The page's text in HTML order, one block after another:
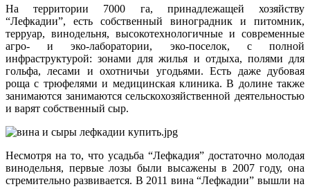
На территории 7000 га, принадлежащей хозяйству
“Лефкадии”, есть собственный виноградник и питомник,
терруар, винодельня, высокотехнологичные и современные
агро- и эко-лаборатории, эко-поселок, с полной
инфраструктурой: зонами для жилья и отдыха, полями для
гольфа, лесами и охотничьи угодьями. Есть даже дубовая
роща с трюфелями и медицинская клиника. В долине также
занимаются занимаются сельскохозяйственной деятельностью
и варят собственный сыр.
Несмотря на то, что усадьба “Лефкадия” достаточно молодая
винодельня, первые лозы были высажены в 2007 году, она
стремительно развивается. В 2011 вина “Лефкадии” вышли на